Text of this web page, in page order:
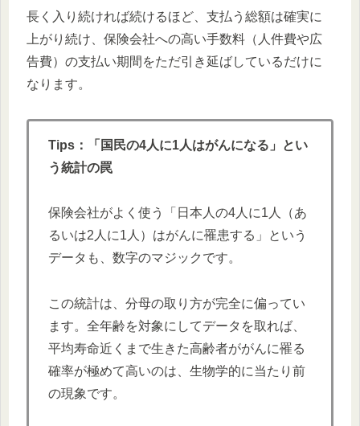
長く入り続ければ続けるほど、支払う総額は確実に
上がり続け、保険会社への高い手数料（人件費や広
告費）の支払い期間をただ引き延ばしているだけに
なります。
Tips：「国民の4人に1人はがんになる」とい
う統計の罠
保険会社がよく使う「日本人の4人に1人（あ
るいは2人に1人）はがんに罹患する」という
データも、数字のマジックです。
この統計は、分母の取り方が完全に偏ってい
ます。全年齢を対象にしてデータを取れば、
平均寿命近くまで生きた高齢者ががんに罹る
確率が極めて高いのは、生物学的に当たり前
の現象です。